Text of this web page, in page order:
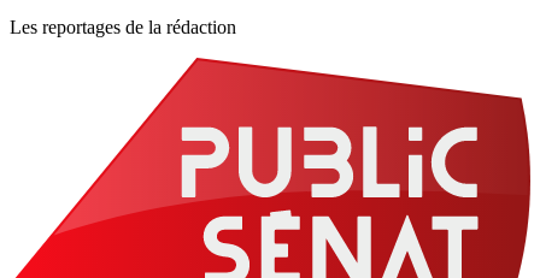
Les reportages de la rédaction